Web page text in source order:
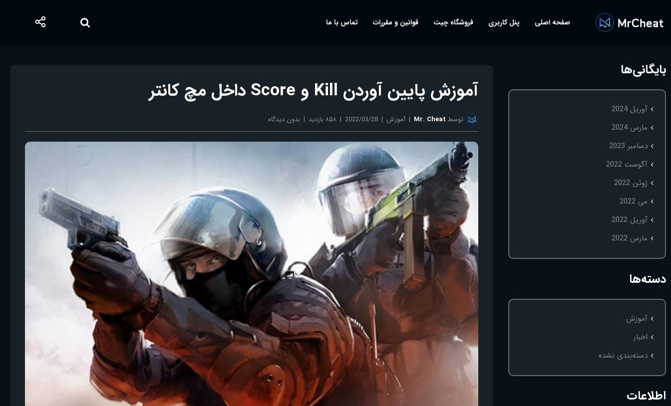
صفحه اصلی پنل کاربری فروشگاه چیت قوانین و مقررات تماس با ما
بایگانی‌ها
آوریل 2024
مارس 2024
دسامبر 2023
آگوست 2022
ژوئن 2022
می 2022
آوریل 2022
مارس 2022
دسته‌ها
آموزش
اخبار
دسته‌بندی نشده
اطلاعات
آموزش پایین آوردن Kill و Score داخل مچ کانتر
توسط Mr. Cheat آموزش 2022/03/28 ۸۵۸ بازدید بدون دیدگاه